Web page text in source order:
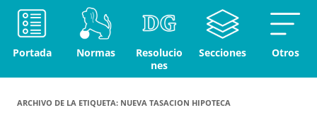
Portada Normas
Resolucio
nes
Secciones Otros
ARCHIVO DE LA ETIQUETA: NUEVA TASACION HIPOTECA